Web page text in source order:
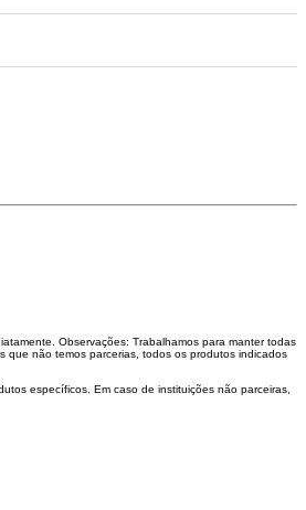
Observações: Trabalhamos para manter todas
que não temos parcerias, todos os produtos indicados
específicos. Em caso de instituições não parceiras,